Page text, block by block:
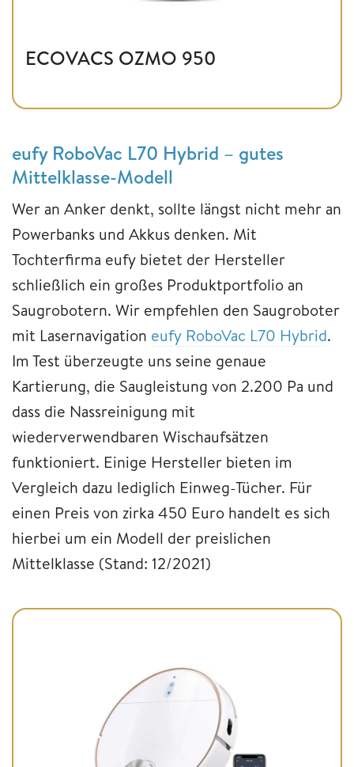
ECOVACS OZMO 950
eufy RoboVac L70 Hybrid – gutes
Mittelklasse-Modell
Wer an Anker denkt, sollte längst nicht mehr an
Powerbanks und Akkus denken. Mit
Tochterfirma eufy bietet der Hersteller
schließlich ein großes Produktportfolio an
Saugrobotern. Wir empfehlen den Saugroboter
mit Lasernavigation eufy RoboVac L70 Hybrid.
Im Test überzeugte uns seine genaue
Kartierung, die Saugleistung von 2.200 Pa und
dass die Nassreinigung mit
wiederverwendbaren Wischaufsätzen
funktioniert. Einige Hersteller bieten im
Vergleich dazu lediglich Einweg-Tücher. Für
einen Preis von zirka 450 Euro handelt es sich
hierbei um ein Modell der preislichen
Mittelklasse (Stand: 12/2021)